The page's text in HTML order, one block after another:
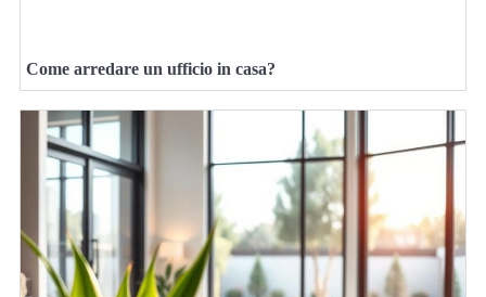
Come arredare un ufficio in casa?